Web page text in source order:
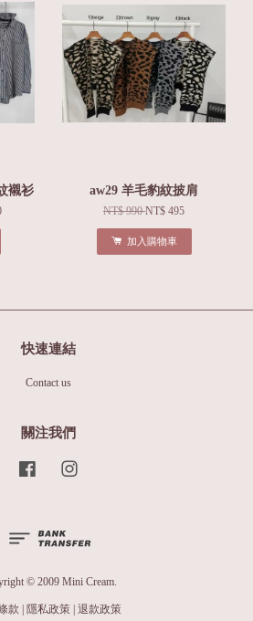
襯衫 aw29 羊毛豹紋披肩
NT$ 990NT$ 495
加入購物車
快速連結
Contact us
關注我們
Facebook
© 2009 Mini Cream.
款 | 隱私政策 | 退款政策